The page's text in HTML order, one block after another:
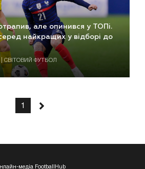
але опинився у ТОПі.
найкращих у відборі до
| СВІТОВИЙ ФУТБОЛ
1
медіа FootballHub